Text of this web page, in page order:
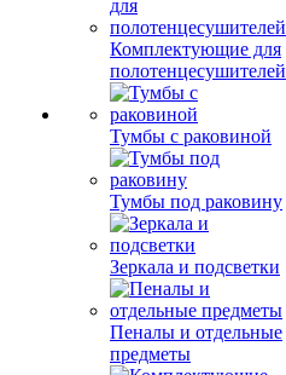
Комплектующие для
полотенцесушителей
Тумбы с раковиной
Тумбы под раковину
Зеркала и подсветки
Пеналы и отдельные
предметы